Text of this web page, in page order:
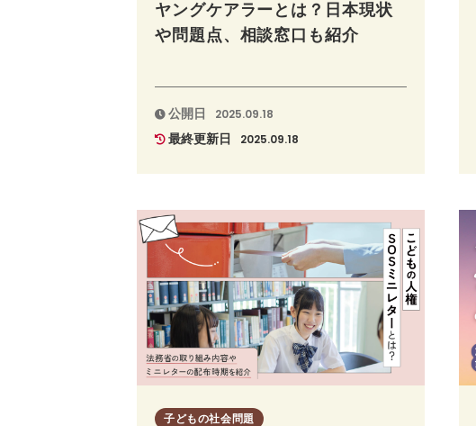
ヤングケアラーとは？日本現状
や問題点、相談窓口も紹介
公開日 2025.09.18
最終更新日 2025.09.18
子どもの社会問題